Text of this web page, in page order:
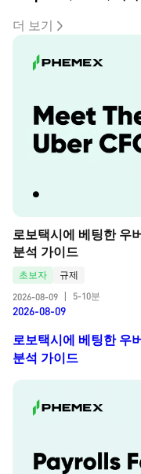
더 보기
로보택시에 베팅한 우
분석 가이드
초보자
규제
2026-08-09
5-10분
2026-08-09
로보택시에 베팅한 우
분석 가이드